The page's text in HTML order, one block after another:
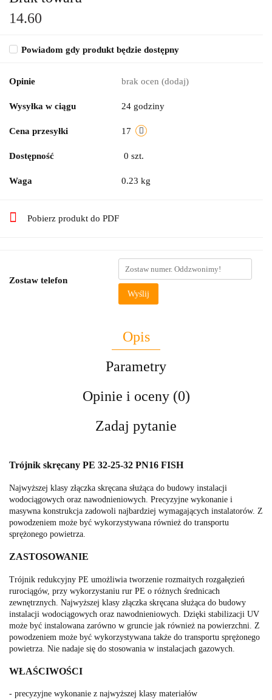
14.60
Powiadom gdy produkt będzie dostępny
Opinie brak ocen (dodaj)
Wysyłka w ciągu 24 godziny
Cena przesyłki 17
Dostępność 0 szt.
Waga 0.23 kg
Pobierz produkt do PDF
Zostaw telefon
Wyślij
Opis
Parametry
Opinie i oceny (0)
Zadaj pytanie
Trójnik skręcany PE 32-25-32 PN16 FISH
Najwyższej klasy złączka skręcana służąca do budowy instalacji
wodociągowych oraz nawodnieniowych. Precyzyjne wykonanie i
masywna konstrukcja zadowoli najbardziej wymagających instalatorów. Z
powodzeniem może być wykorzystywana również do transportu
sprężonego powietrza.
ZASTOSOWANIE
Trójnik redukcyjny PE umożliwia tworzenie rozmaitych rozgałęzień
rurociągów, przy wykorzystaniu rur PE o różnych średnicach
zewnętrznych. Najwyższej klasy złączka skręcana służąca do budowy
instalacji wodociągowych oraz nawodnieniowych. Dzięki stabilizacji UV
może być instalowana zarówno w gruncie jak również na powierzchni. Z
powodzeniem może być wykorzystywana także do transportu sprężonego
powietrza. Nie nadaje się do stosowania w instalacjach gazowych.
WŁAŚCIWOŚCI
- precyzyjne wykonanie z najwyższej klasy materiałów